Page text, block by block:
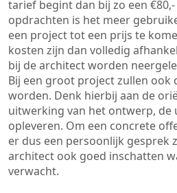
tarief begint dan bij zo een
opdrachten is het meer
een project tot een prijs te
kosten zijn dan volledig
bij de architect worden
Bij een groot project zullen ook
worden. Denk hierbij aan de
uitwerking van het ontwerp, de
opleveren. Om een concrete
er dus een persoonlijk gesprek
architect ook goed inschatten
verwacht.